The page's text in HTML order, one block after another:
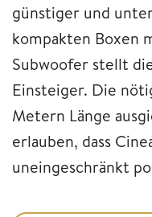
günstiger und
kompakten Boxen
Subwoofer stellt
Einsteiger. Die
Metern Länge
erlauben, dass
uneingeschränkt